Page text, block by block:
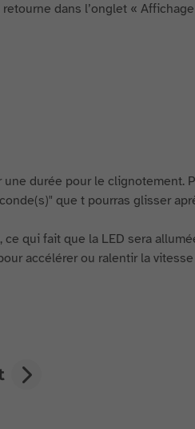
dans l’onglet «
durée pour le clignotement.
que t pourras glisser
ce qui fait que la LED sera
accélérer ou ralentir la